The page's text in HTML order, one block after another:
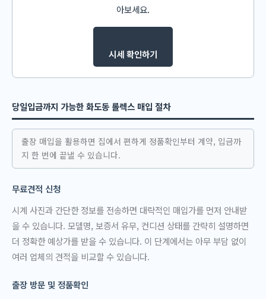
아보세요.
시세 확인하기
당일입금까지 가능한 화도동 롤렉스 매입 절차
출장 매입을 활용하면 집에서 편하게 정품확인부터 계약, 입금까
지 한 번에 끝낼 수 있습니다.
무료견적 신청
시계 사진과 간단한 정보를 전송하면 대략적인 매입가를 먼저 안내받
을 수 있습니다. 모델명, 보증서 유무, 컨디션 상태를 간략히 설명하면
더 정확한 예상가를 받을 수 있습니다. 이 단계에서는 아무 부담 없이
여러 업체의 견적을 비교할 수 있습니다.
출장 방문 및 정품확인